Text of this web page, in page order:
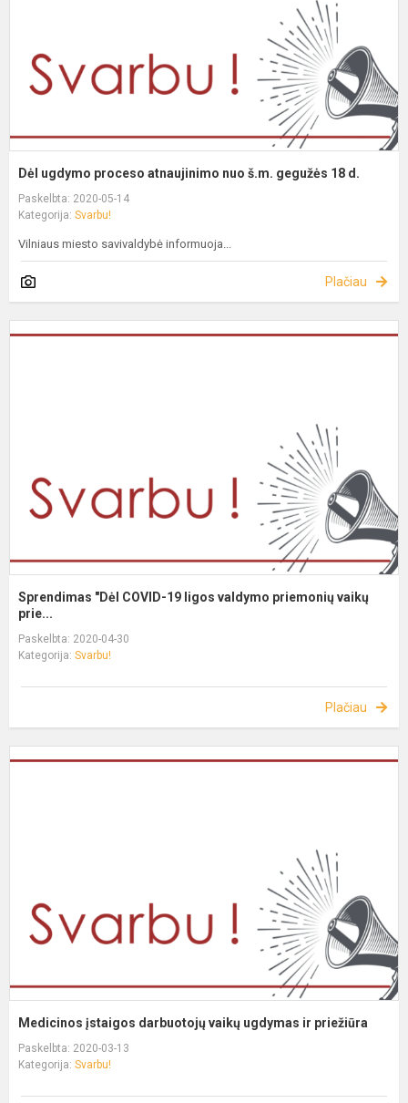
Dėl ugdymo proceso atnaujinimo nuo š.m. gegužės 18 d.
Paskelbta: 2020-05-14
Kategorija: Svarbu!
Vilniaus miesto savivaldybė informuoja...
Plačiau
Sprendimas "Dėl COVID-19 ligos valdymo priemonių vaikų
prie...
Paskelbta: 2020-04-30
Kategorija: Svarbu!
Plačiau
Medicinos įstaigos darbuotojų vaikų ugdymas ir priežiūra
Paskelbta: 2020-03-13
Kategorija: Svarbu!